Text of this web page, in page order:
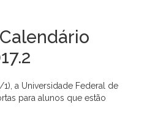
a Universidade Federal de
para alunos que estão